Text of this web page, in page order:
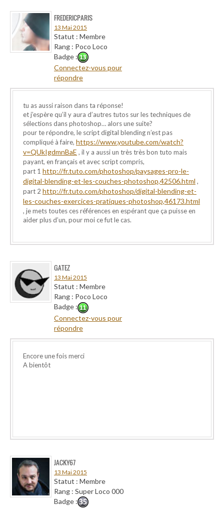
FREDERICPARIS
13 Mai 2015
Statut : Membre
Rang : Poco Loco
Badge :
Connectez-vous pour
répondre
tu as aussi raison dans ta réponse!
et j’espère qu’il y aura d’autres tutos sur les techniques de
sélections dans photoshop… alors une suite?
pour te répondre, le script digital blending n’est pas
compliqué à faire, https://www.youtube.com/watch?
v=QUkIgdmnBaE , il y a aussi un très très bon tuto mais
payant, en français et avec script compris,
part 1 http://fr.tuto.com/photoshop/paysages-pro-le-
digital-blending-et-les-couches-photoshop,42506.html ,
part 2 http://fr.tuto.com/photoshop/digital-blending-et-
les-couches-exercices-pratiques-photoshop,46173.html
, je mets toutes ces références en espérant que ça puisse en
aider plus d’un, pour moi ce fut le cas.
GATEZ
13 Mai 2015
Statut : Membre
Rang : Poco Loco
Badge :
Connectez-vous pour
répondre
Encore une fois merci
A bientôt
JACKY67
13 Mai 2015
Statut : Membre
Rang : Super Loco 000
Badge :